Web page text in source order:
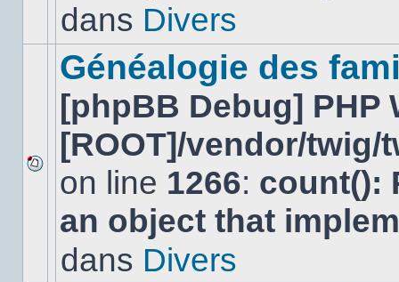
dansdans Divers
Aucun
nouveau
message
non-
dans
Généalogie des
[phpBB Debug] PHP
[ROOT]/vendor/
on line 1266: count():
an object that
dans Divers